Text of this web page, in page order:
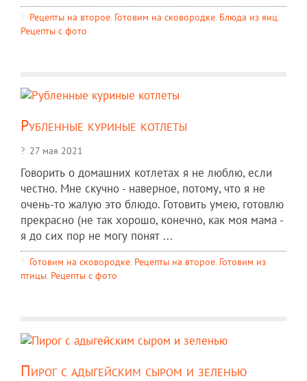
Рецепты на второе, Готовим на сковородке, Блюда из яиц,
Рецепты c фото
Рубленные куриные котлеты
27 мая 2021
Говорить о домашних котлетах я не люблю, если
честно. Мне скучно - наверное, потому, что я не
очень-то жалую это блюдо. Готовить умею, готовлю
прекрасно (не так хорошо, конечно, как моя мама -
я до сих пор не могу понят ...
Готовим на сковородке, Рецепты на второе, Готовим из
птицы, Рецепты c фото
Пирог с адыгейским сыром и зеленью